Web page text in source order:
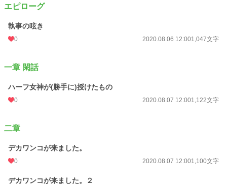
エピローグ
執事の呟き
0 2020.08.06 12:001,047文字
一章 閑話
ハーフ女神が(勝手に)授けたもの
0 2020.08.07 12:001,122文字
二章
デカワンコが来ました。
0 2020.08.07 12:001,100文字
デカワンコが来ました。２